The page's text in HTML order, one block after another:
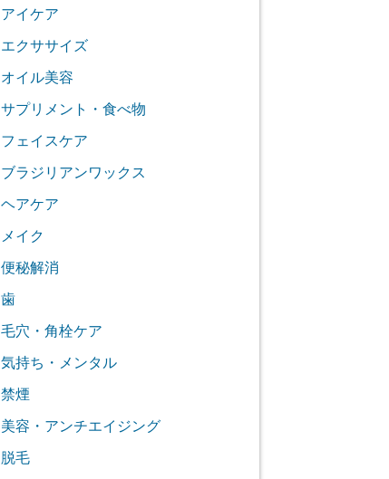
アイケア
エクササイズ
オイル美容
サプリメント・食べ物
フェイスケア
ブラジリアンワックス
ヘアケア
メイク
便秘解消
歯
毛穴・角栓ケア
気持ち・メンタル
禁煙
美容・アンチエイジング
脱毛